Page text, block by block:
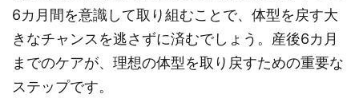
6カ月間を意識して取り組むことで、体型を戻す大
きなチャンスを逃さずに済むでしょう。産後6カ月
までのケアが、理想の体型を取り戻すための重要な
ステップです。